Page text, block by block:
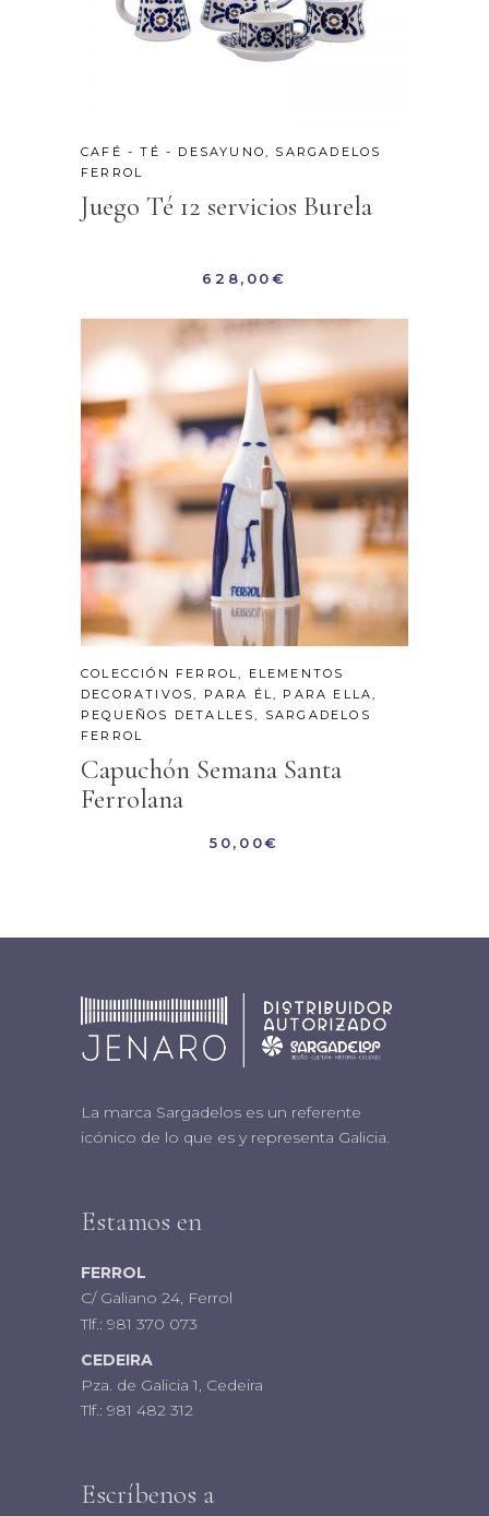
CAFÉ - TÉ - DESAYUNO, SARGADELOS
FERROL
Juego Té 12 servicios Burela
628,00€
COLECCIÓN FERROL, ELEMENTOS
DECORATIVOS, PARA ÉL, PARA ELLA,
PEQUEÑOS DETALLES, SARGADELOS
FERROL
Capuchón Semana Santa
Ferrolana
50,00€
La marca Sargadelos es un referente
icónico de lo que es y representa Galicia.
Estamos en
FERROL
C/ Galiano 24, Ferrol
Tlf.: 981 370 073
CEDEIRA
Pza. de Galicia 1, Cedeira
Tlf.: 981 482 312
Escríbenos a